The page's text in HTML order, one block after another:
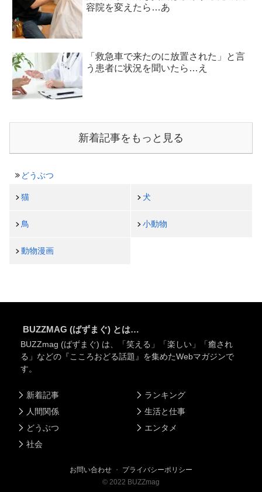
容院を変えたら…あ
「救急車で来たのに放置された」と言
う患者に状況を聞いたら…え
新着記事をもっと見る
どうぶつ
猫 犬
鳥 小動物
動物漫画
BUZZMAG (ばずまぐ) とは…
BUZZmag (ばずまぐ) は、「笑える」「楽しい」「癒され
る」などの『こころおどる話題』を集めたWebマガジンで
す。
新着記事
人間関係
どうぶつ
社会
ランキング
生活と仕事
エンタメ
お問い合わせ ・ プライバシーポリシー
© 2022 BUZZmag